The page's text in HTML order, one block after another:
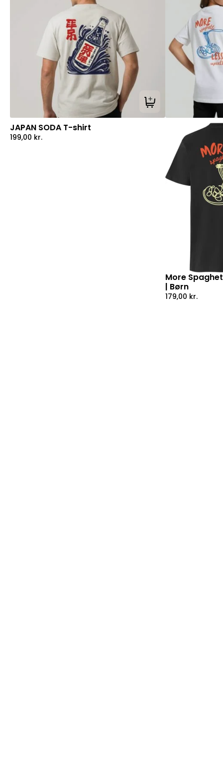
Tilføj til kurv
JAPAN SODA T-shirt
199,00 kr.
More
| Børn
179,00 kr.